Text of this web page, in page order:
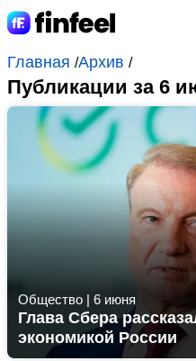
Главная /Архив /
Публикации за 6
Общество | 6 июня
Глава Сбера
экономикой России